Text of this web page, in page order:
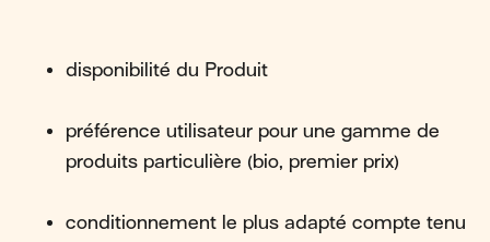
disponibilité du Produit
préférence utilisateur pour une gamme de
produits particulière (bio, premier prix)
conditionnement le plus adapté compte tenu